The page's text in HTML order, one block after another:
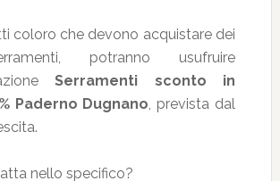
coloro che devono acquistare dei
potranno usufruire
Serramenti sconto in
Paderno Dugnano, prevista dal
nello specifico?